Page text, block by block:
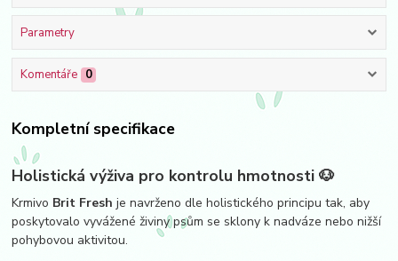
Parametry
Komentáře 0
Kompletní specifikace
Holistická výživa pro kontrolu hmotnosti 🐶
Krmivo Brit Fresh je navrženo dle holistického principu tak, aby
poskytovalo vyvážené živiny psům se sklony k nadváze nebo nižší
pohybovou aktivitou.